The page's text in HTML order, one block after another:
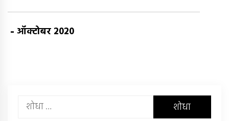
- ऑक्टोबर 2020
यांचा